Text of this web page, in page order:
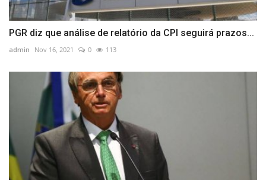
PGR diz que análise de relatório da CPI seguirá prazos...
admin Nov 16, 2021 0 113